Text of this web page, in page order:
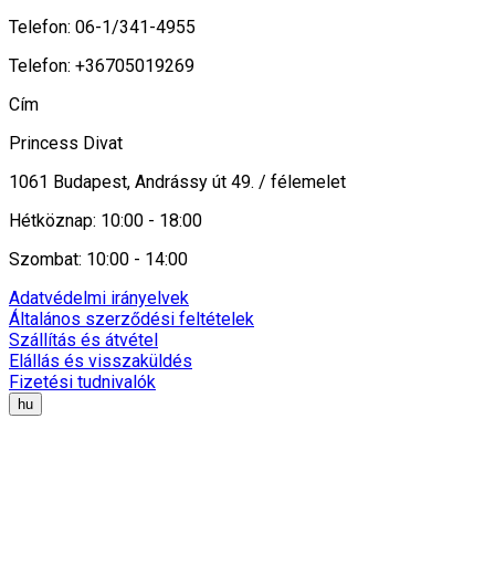
Telefon: 06-1/341-4955
Telefon: +36705019269
Cím
Princess Divat
1061 Budapest, Andrássy út 49. / félemelet
Hétköznap: 10:00 - 18:00
Szombat: 10:00 - 14:00
Adatvédelmi irányelvek
Általános szerződési feltételek
Szállítás és átvétel
Elállás és visszaküldés
Fizetési tudnivalók
hu